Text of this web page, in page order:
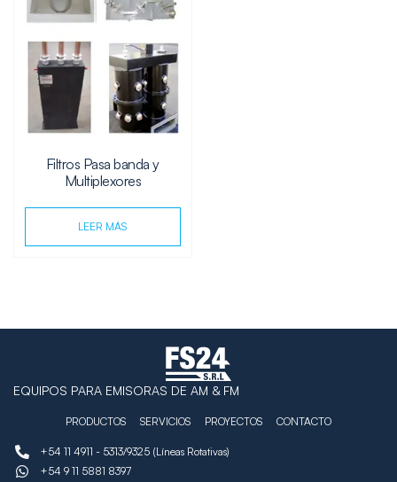
Filtros Pasa banda y
Multiplexores
LEER MÁS
EQUIPOS PARA EMISORAS DE AM & FM
PRODUCTOS SERVICIOS PROYECTOS CONTACTO
+54 11 4911 - 5313/9325 (Líneas Rotativas)
+54 9 11 5881 8397